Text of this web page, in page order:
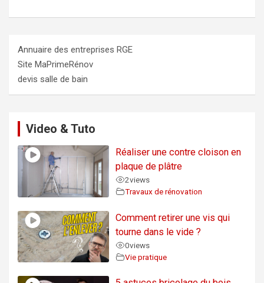
Annuaire des entreprises RGE
Site MaPrimeRénov
devis salle de bain
Video & Tuto
Réaliser une contre cloison en
plaque de plâtre
2views
Travaux de rénovation
Comment retirer une vis qui
tourne dans le vide ?
0views
Vie pratique